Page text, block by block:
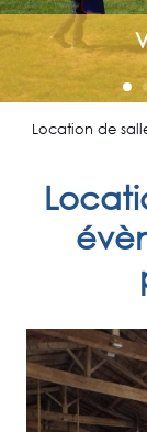
Location de